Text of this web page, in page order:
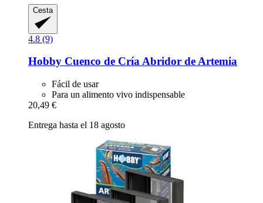
Cesta
4.8 (9)
Hobby Cuenco de Cría Abridor de Artemia
Fácil de usar
Para un alimento vivo indispensable
20,49 €
Entrega hasta el 18 agosto